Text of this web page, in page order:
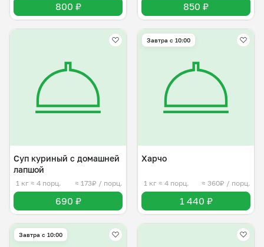
800 ₽ 850 ₽
Суп куриный с домашней
лапшой
1 кг ≈ 4 порц. ≈ 173₽ / порц.
690 ₽
Завтра c 10:00
Харчо
1 кг ≈ 4 порц. ≈ 360₽ / порц.
1 440 ₽
Завтра c 10:00